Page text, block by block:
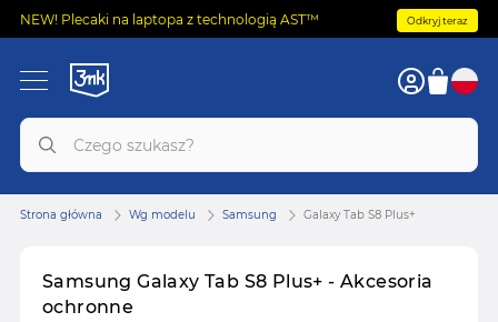
NEW! Plecaki na laptopa z technologią AST™ Odkryj teraz
Samsung Galaxy Tab S8 Plus+ - Akcesoria
ochronne
Strona główna Wg modelu Samsung Galaxy Tab S8 Plus+